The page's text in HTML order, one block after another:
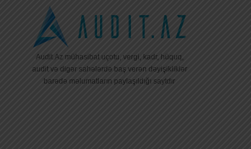
Audit.Az mühasibat uçotu, vergi, kadr, hüquq,
audit və digər sahələrdə baş verən dəyişikliklər
barədə məlumatların paylaşıldığı saytdır